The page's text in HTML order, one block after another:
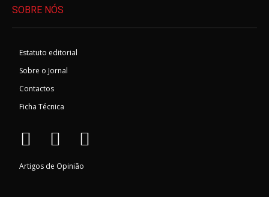
SOBRE NÓS
Estatuto editorial
Sobre o Jornal
Contactos
Ficha Técnica
Artigos de Opinião